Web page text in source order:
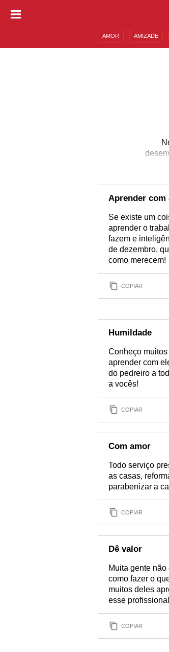
AMOR AMIZADE
Aprender com
Se existe um
aprender o
fazem e
de dezembro,
como merecem!
COPIAR
Humildade
Conheço
aprender com
do pedreiro a
a vocês!
COPIAR
Com amor
Todo serviço
as casas,
parabenizar a
COPIAR
Dê valor
Muita gente
como fazer o
muitos deles
esse
COPIAR